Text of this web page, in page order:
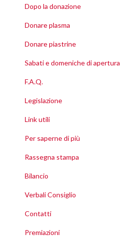
Dopo la donazione
Donare plasma
Donare piastrine
Sabati e domeniche di apertura
F.A.Q.
Legislazione
Link utili
Per saperne di più
Rassegna stampa
Bilancio
Verbali Consiglio
Contatti
Premiazioni